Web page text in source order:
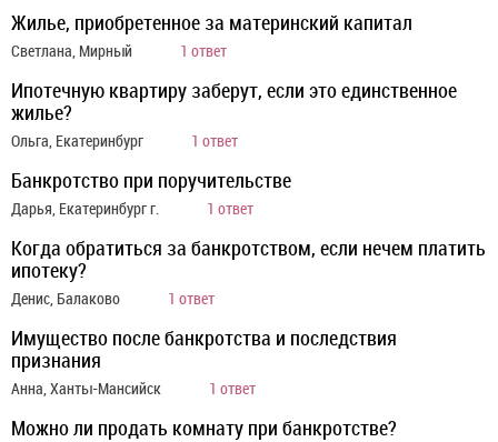
Жилье, приобретенное за материнский капитал
Светлана, Мирный 1 ответ
Ипотечную квартиру заберут, если это единственное
жилье?
Ольга, Екатеринбург 1 ответ
Банкротство при поручительстве
Дарья, Екатеринбург г. 1 ответ
Когда обратиться за банкротством, если нечем платить
ипотеку?
Денис, Балаково 1 ответ
Имущество после банкротства и последствия
признания
Анна, Ханты-Мансийск 1 ответ
Можно ли продать комнату при банкротстве?